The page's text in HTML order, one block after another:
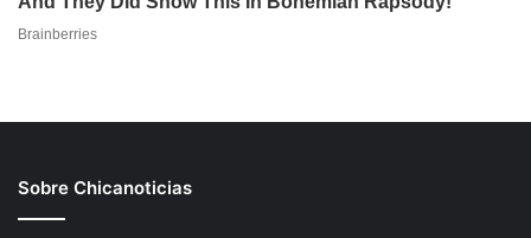
Sobre Chicanoticias